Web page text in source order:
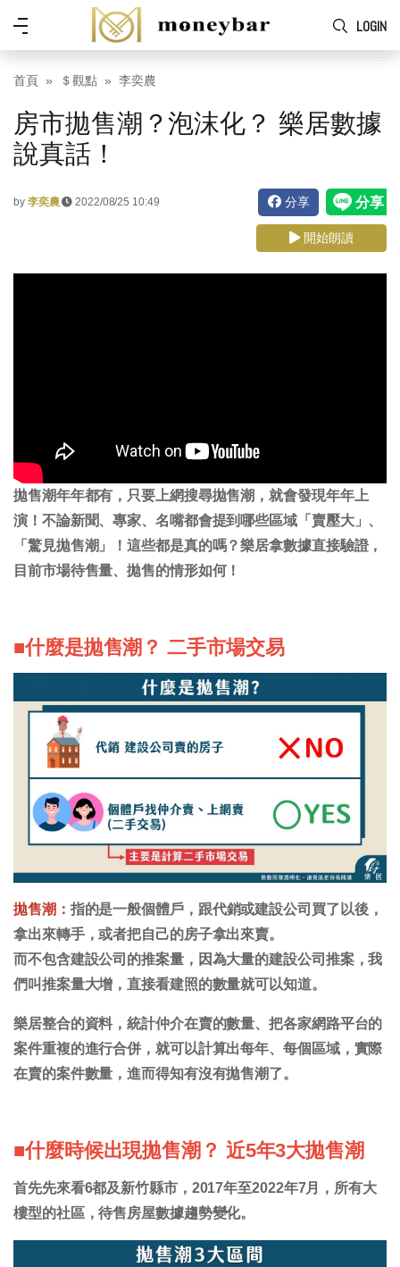
Skip to main content
LOGIN
功
能
表
首頁 ＄觀點 李奕農
房市拋售潮？泡沫化？ 樂居數據
說真話！
by 李奕農 2022/08/25 10:49 分享
開始朗讀
拋售潮年年都有，只要上網搜尋拋售潮，就會發現年年上
演！不論新聞、專家、名嘴都會提到哪些區域「賣壓大」、
「驚見拋售潮」！這些都是真的嗎？樂居拿數據直接驗證，
目前市場待售量、拋售的情形如何！
■什麼是拋售潮？ 二手市場交易
拋售潮： 指的是一般個體戶，跟代銷或建設公司買了以後，
拿出來轉手，或者把自己的房子拿出來賣。
而不包含建設公司的推案量，因為大量的建設公司推案，我
們叫推案量大增，直接看建照的數量就可以知道。
樂居整合的資料，統計仲介在賣的數量、把各家網路平台的
案件重複的進行合併，就可以計算出每年、每個區域，實際
在賣的案件數量，進而得知有沒有拋售潮了。
■什麼時候出現拋售潮？ 近5年3大拋售潮
首先先來看6都及新竹縣市，2017年至2022年7月，所有大
樓型的社區，待售房屋數據趨勢變化。